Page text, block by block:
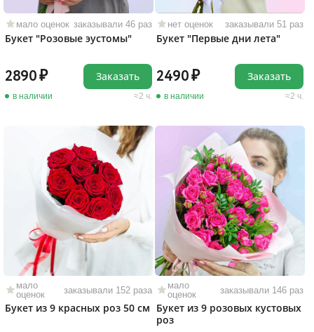
мало оценок заказывали 46 раз
Букет "Розовые эустомы"
2890
в наличии 2 ч.
Заказать
нет оценок заказывали 51 раз
Букет "Первые дни лета"
2490
в наличии 2 ч.
Заказать
мало
оценок
заказывали 152 раза
Букет из 9 красных роз 50 см
мало
оценок
заказывали 146 раз
Букет из 9 розовых кустовых
роз